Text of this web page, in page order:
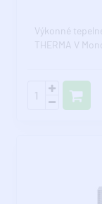
Výkonné
THERMA V